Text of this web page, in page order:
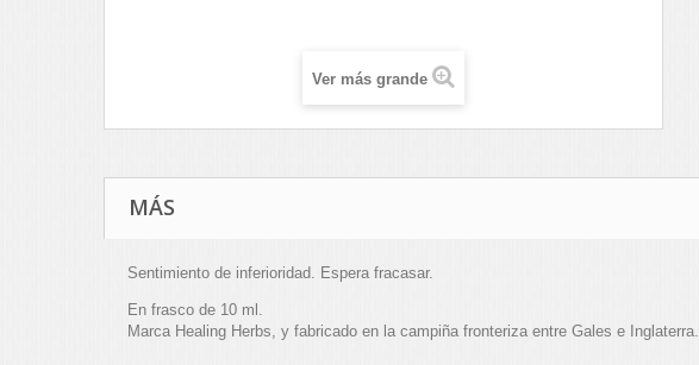
Ver más grande
MÁS
Sentimiento de inferioridad. Espera fracasar.
En frasco de 10 ml.
Marca Healing Herbs, y fabricado en la campiña fronteriza entre Gales e Inglaterra.